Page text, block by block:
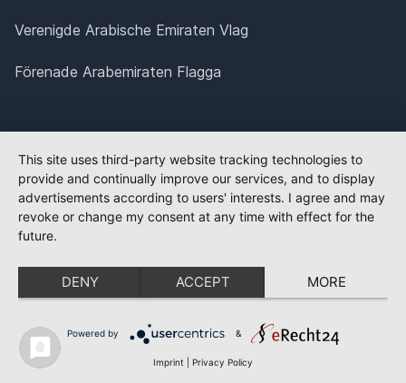
Verenigde Arabische Emiraten Vlag
Förenade Arabemiraten Flagga
This site uses third-party website tracking technologies to
provide and continually improve our services, and to display
advertisements according to users' interests. I agree and may
revoke or change my consent at any time with effect for the
future.
DENY ACCEPT MORE
Powered by &
Imprint Privacy Policy